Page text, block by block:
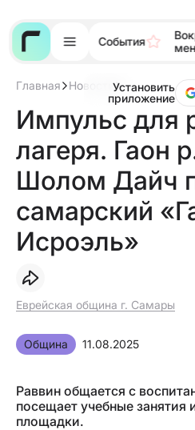
События
Установить
приложение
Главная Новости Импульс
для
развития
лагеря.
Гаон
р.
Хаим
Шолом
Дайч
прибыл
в
«Ган
Импульс для
лагеря. Гаон
Шолом Дайч
самарский
Исроэль»
Еврейская община г. Самары
Община 11.08.2025
Раввин общается с
посещает учебные занятия
площадки.